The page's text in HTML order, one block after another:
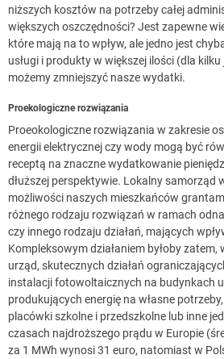
niższych kosztów na potrzeby całej
większych oszczędności? Jest zapewne
które mają na to wpływ, ale jedno jest
usługi i produkty w większej ilości (dla
możemy zmniejszyć nasze wydatki.
Proekologiczne rozwiązania
Proeokologiczne rozwiązania w zakresie
energii elektrycznej czy wody mogą być
receptą na znaczne wydatkowanie
dłuższej perspektywie. Lokalny samorząd
możliwości naszych mieszkańców
różnego rodzaju rozwiązań w ramach
czy innego rodzaju działań, mających
Kompleksowym działaniem byłoby
urząd, skutecznych działań
instalacji fotowoltaicznych na budynkach
produkujących energię na własne
placówki szkolne i przedszkolne lub inne
czasach najdroższego prądu w Europie
za 1 MWh wynosi 31 euro, natomiast w